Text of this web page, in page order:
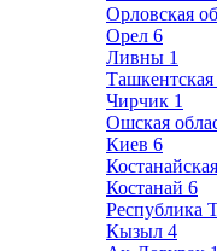
Орловская
Орел 6
Ливны 1
Ташкентская
Чирчик 1
Ошская
Киев 6
Костанай 6
Республика
Кызыл 4